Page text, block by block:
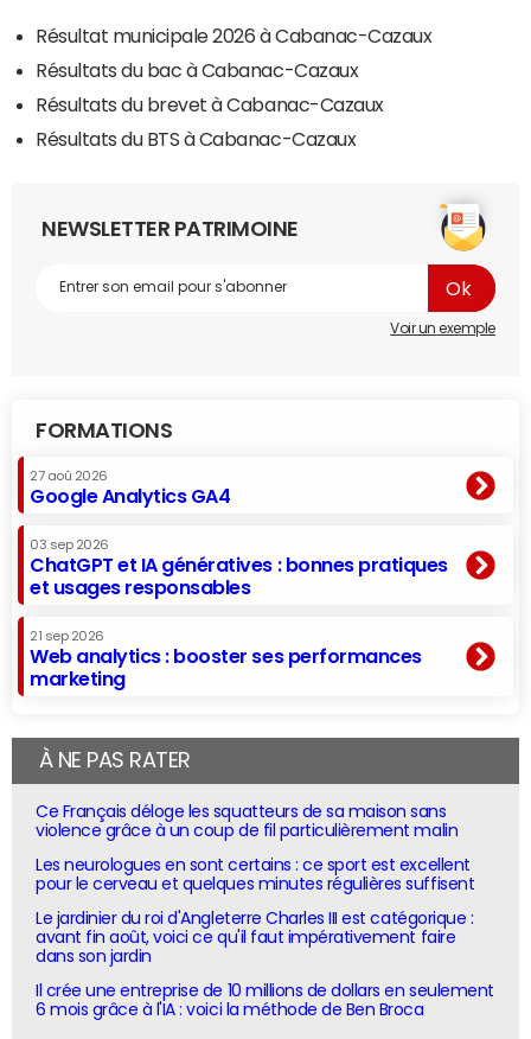
Résultat municipale 2026 à Cabanac-Cazaux
Résultats du bac à Cabanac-Cazaux
Résultats du brevet à Cabanac-Cazaux
Résultats du BTS à Cabanac-Cazaux
NEWSLETTER PATRIMOINE
Voir un exemple
FORMATIONS
27 aoû 2026
Google Analytics GA4
03 sep 2026
ChatGPT et IA génératives : bonnes pratiques
et usages responsables
21 sep 2026
Web analytics : booster ses performances
marketing
À NE PAS RATER
Ce Français déloge les squatteurs de sa maison sans
violence grâce à un coup de fil particulièrement malin
Les neurologues en sont certains : ce sport est excellent
pour le cerveau et quelques minutes régulières suffisent
Le jardinier du roi d'Angleterre Charles III est catégorique :
avant fin août, voici ce qu'il faut impérativement faire
dans son jardin
Il crée une entreprise de 10 millions de dollars en seulement
6 mois grâce à l'IA : voici la méthode de Ben Broca